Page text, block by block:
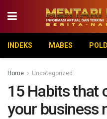
INDEKS MABES
Home Uncategorized
15 Habits that
your business